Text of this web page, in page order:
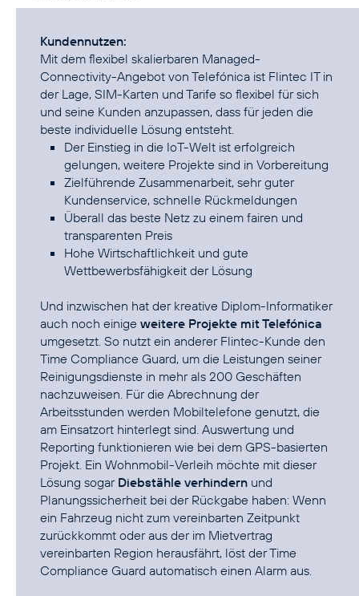
Kundennutzen:
Mit dem flexibel skalierbaren Managed-
Connectivity-Angebot von Telefónica ist Flintec IT in
der Lage, SIM-Karten und Tarife so flexibel für sich
und seine Kunden anzupassen, dass für jeden die
Der Einstieg in die IoT-Welt ist erfolgreich
gelungen, weitere Projekte sind in Vorbereitung
Zielführende Zusammenarbeit, sehr guter
Kundenservice, schnelle Rückmeldungen
Überall das beste Netz zu einem fairen und
transparenten Preis
Hohe Wirtschaftlichkeit und gute
Wettbewerbsfähigkeit der Lösung
Und inzwischen hat der kreative Diplom-Informatiker
auch noch einige weitere Projekte mit Telefónica
umgesetzt. So nutzt ein anderer Flintec-Kunde den
Time Compliance Guard, um die Leistungen seiner
Reinigungsdienste in mehr als 200 Geschäften
nachzuweisen. Für die Abrechnung der
Arbeitsstunden werden Mobiltelefone genutzt, die
am Einsatzort hinterlegt sind. Auswertung und
Reporting funktionieren wie bei dem GPS-basierten
Projekt. Ein Wohnmobil-Verleih möchte mit dieser
Lösung sogar Diebstähle verhindern und
Planungssicherheit bei der Rückgabe haben: Wenn
ein Fahrzeug nicht zum vereinbarten Zeitpunkt
zurückkommt oder aus der im Mietvertrag
vereinbarten Region herausfährt, löst der Time
Compliance Guard automatisch einen Alarm aus.